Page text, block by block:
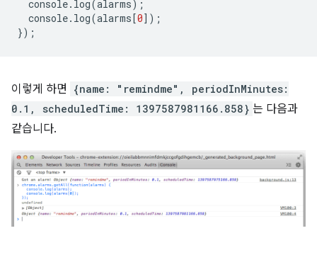
console. log(alarms);
console. log(alarms[0]);
});
이렇게 하면
{name: "remindme", periodInMinutes:
0.1, scheduledTime: 1397587981166.858} 는 다음과
같습니다.